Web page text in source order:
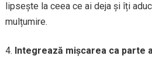
lipsește la ceea ce ai deja și îți
mulțumire.
Integrează mișcarea ca parte